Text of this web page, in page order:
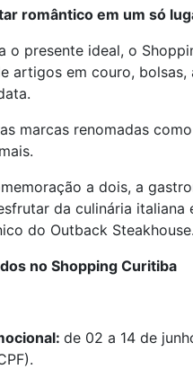
romântico em um só
o presente ideal, o
artigos em couro,
marcas renomadas
a dois, a
da culinária
do Outback Steakhouse.
no Shopping Curitiba
de 02 a 14 de